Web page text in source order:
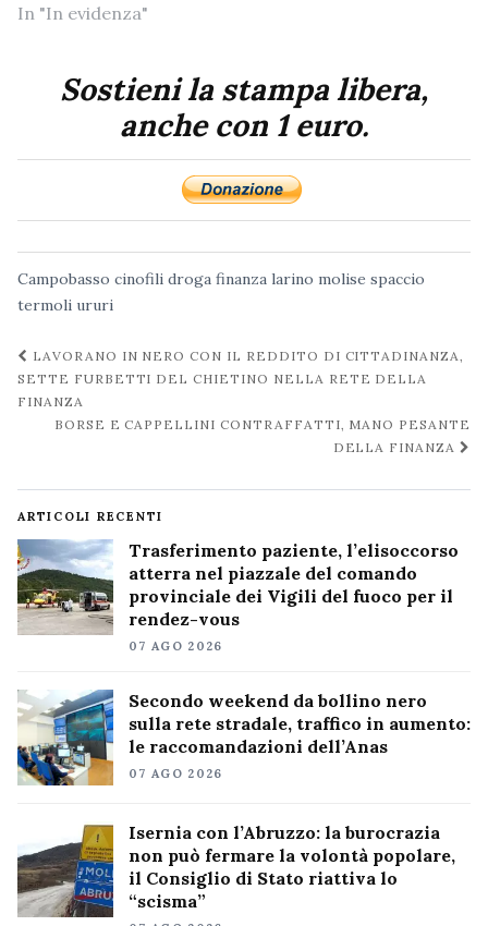
In "In evidenza"
Sostieni la stampa libera,
anche con 1 euro.
Campobasso cinofili droga finanza larino molise spaccio
termoli ururi
Navigazione
post
LAVORANO IN NERO CON IL REDDITO DI CITTADINANZA,
SETTE FURBETTI DEL CHIETINO NELLA RETE DELLA
FINANZA
BORSE E CAPPELLINI CONTRAFFATTI, MANO PESANTE
DELLA FINANZA
ARTICOLI RECENTI
Trasferimento paziente, l’elisoccorso
atterra nel piazzale del comando
provinciale dei Vigili del fuoco per il
rendez-vous
07 AGO 2026
Secondo weekend da bollino nero
sulla rete stradale, traffico in aumento:
le raccomandazioni dell’Anas
07 AGO 2026
Isernia con l’Abruzzo: la burocrazia
non può fermare la volontà popolare,
il Consiglio di Stato riattiva lo
“scisma”